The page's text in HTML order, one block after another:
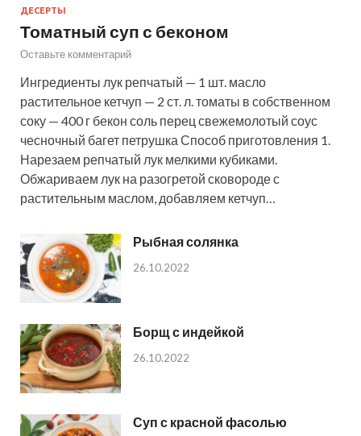
ДЕСЕРТЫ
Томатный суп с беконом
Оставьте комментарий
Ингредиенты лук репчатый — 1 шт. масло
растительное кетчуп — 2 ст. л. томаты в собственном
соку — 400 г бекон соль перец свежемолотый соус
чесночный багет петрушка Способ приготовления 1.
Нарезаем репчатый лук мелкими кубиками.
Обжариваем лук на разогретой сковороде с
растительным маслом, добавляем кетчуп…
Рыбная солянка
26.10.2022
Борщ с индейкой
26.10.2022
Суп с красной фасолью